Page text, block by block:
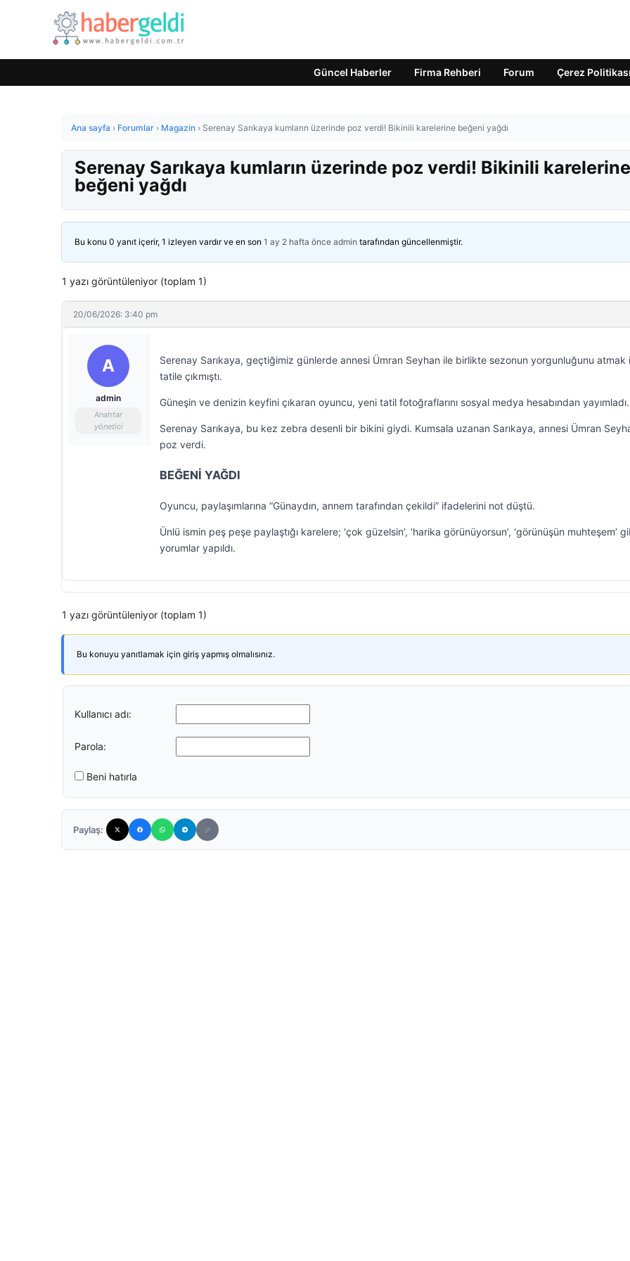
Güncel Haberler Firma Rehberi Forum Çerez Politikası
Ana sayfa › Forumlar › Magazin › Serenay Sarıkaya kumların üzerinde poz verdi! Bikinili karelerine beğeni yağdı
Serenay Sarıkaya kumların üzerinde poz verdi! Bikinili karelerine
beğeni yağdı
Bu konu 0 yanıt içerir, 1 izleyen vardır ve en son 1 ay 2 hafta önce admin tarafından güncellenmiştir.
1 yazı görüntüleniyor (toplam 1)
20/06/2026: 3:40 pm
A
admin
Anahtar
yönetici
Serenay Sarıkaya, geçtiğimiz günlerde annesi Ümran Seyhan ile birlikte sezonun yorgunluğunu atmak
tatile çıkmıştı.
Güneşin ve denizin keyfini çıkaran oyuncu, yeni tatil fotoğraflarını sosyal medya hesabından yayımladı.
Serenay Sarıkaya, bu kez zebra desenli bir bikini giydi. Kumsala uzanan Sarıkaya, annesi Ümran
poz verdi.
BEĞENİ YAĞDI
Oyuncu, paylaşımlarına “Günaydın, annem tarafından çekildi” ifadelerini not düştü.
Ünlü ismin peş peşe paylaştığı karelere; ‘çok güzelsin’, ‘harika görünüyorsun’, ‘görünüşün muhteşem’
yorumlar yapıldı.
1 yazı görüntüleniyor (toplam 1)
Bu konuyu yanıtlamak için giriş yapmış olmalısınız.
Kullanıcı adı:
Parola:
Beni hatırla
Paylaş: